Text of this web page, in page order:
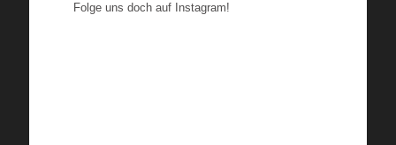
Folge uns doch auf Instagram!